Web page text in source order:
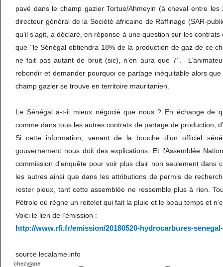
pavé dans le champ gazier Tortue/Ahmeyin (à cheval entre
directeur général de la Société africaine de Raffinage (SAR-
qu’il s’agit, a déclaré, en réponse à une question sur les
que ‘’le Sénégal obtiendra 18% de la production de gaz de ce
ne fait pas autant de bruit (sic), n’en aura que 7’’.
rebondir et demander pourquoi ce partage inéquitable alors
champ gazier se trouve en territoire mauritanien.
Le Sénégal a-t-il mieux négocié que nous ? En échange de
comme dans tous les autres contrats de partage de production,
Si cette information, venant de la bouche d’un officiel
gouvernement nous doit des explications. Et l’Assemblée
commission d’enquête pour voir plus clair non seulement dans
les autres ainsi que dans les attributions de permis de
rester pieux, tant cette assemblée ne ressemble plus à rien.
Pétrole où règne un roitelet qui fait la pluie et le beau temps et
Voici le lien de l’émission :
http://www.rfi.fr/emission/20180520-hydrocarbures-
source lecalame.info
chezvlane